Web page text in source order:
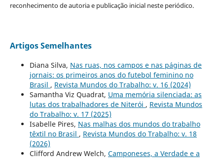
reconhecimento de autoria e publicação inicial neste periódico.
Artigos Semelhantes
Diana Silva, Nas ruas, nos campos e nas páginas de
jornais: os primeiros anos do futebol feminino no
Brasil , Revista Mundos do Trabalho: v. 16 (2024)
Samantha Viz Quadrat, Uma memória silenciada: as
lutas dos trabalhadores de Niterói , Revista Mundos
do Trabalho: v. 17 (2025)
Isabelle Pires, Nas malhas dos mundos do trabalho
têxtil no Brasil , Revista Mundos do Trabalho: v. 18
(2026)
Clifford Andrew Welch, Camponeses, a Verdade e a